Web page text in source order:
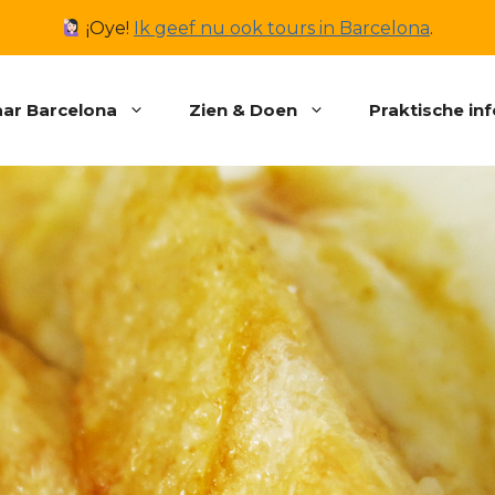
¡Oye! Ik geef nu ook tours in Barcelona.
Barcelona Zien & Doen Praktische